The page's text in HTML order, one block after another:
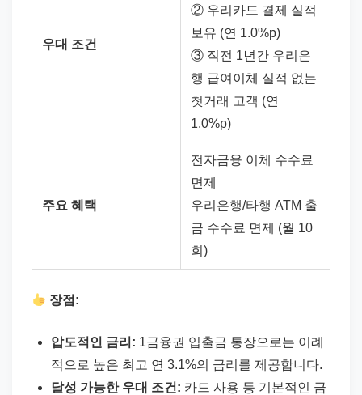
우대 조건
② 우리카드 결제 실적
보유 (연 1.0%p)
③ 직전 1년간 우리은
행 급여이체 실적 없는
첫거래 고객 (연
1.0%p)
주요 혜택
전자금융 이체 수수료
면제
우리은행/타행 ATM 출
금 수수료 면제 (월 10
회)
장점:
압도적인 금리: 1금융권 입출금 통장으로는 이례
적으로 높은 최고 연 3.1%의 금리를 제공합니다.
달성 가능한 우대 조건: 카드 사용 등 기본적인 금